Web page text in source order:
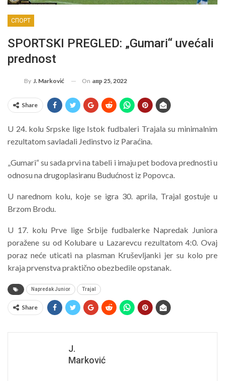
СПОРТ
SPORTSKI PREGLED: „Gumari“ uvećali
prednost
By J. Marković On апр 25, 2022
Share
U 24. kolu Srpske lige Istok fudbaleri Trajala su minimalnim
rezultatom savladali Jedinstvo iz Paraćina.
„Gumari“ su sada prvi na tabeli i imaju pet bodova prednosti u
odnosu na drugoplasiranu Budućnost iz Popovca.
U narednom kolu, koje se igra 30. aprila, Trajal gostuje u
Brzom Brodu.
U 17. kolu Prve lige Srbije fudbalerke Napredak Juniora
poražene su od Kolubare u Lazarevcu rezultatom 4:0. Ovaj
poraz neće uticati na plasman Kruševljanki jer su kolo pre
kraja prvenstva praktično obezbedile opstanak.
Napredak Junior Trajal
Share
J.
Marković